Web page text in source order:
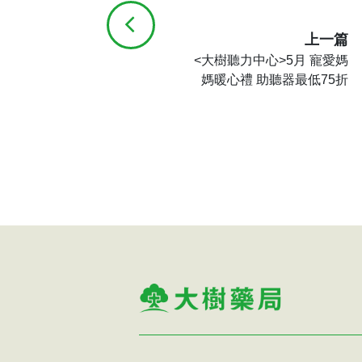
上一篇
<大樹聽力中心>5月 寵愛媽
媽暖心禮 助聽器最低75折